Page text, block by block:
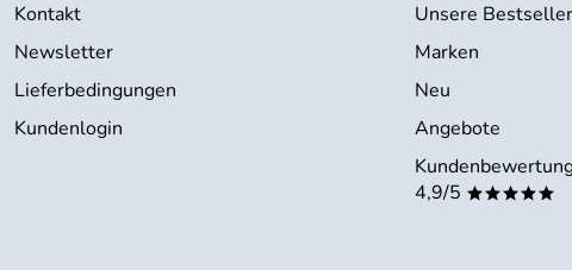
Kontakt
Newsletter
Lieferbedingungen
Kundenlogin
Unsere Bestseller
Marken
Neu
Angebote
4,9/5 *****